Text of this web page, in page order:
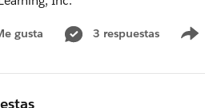
gusta 3 respuestas